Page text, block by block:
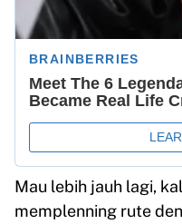
Mau lebih jauh lagi,
memplenning rute